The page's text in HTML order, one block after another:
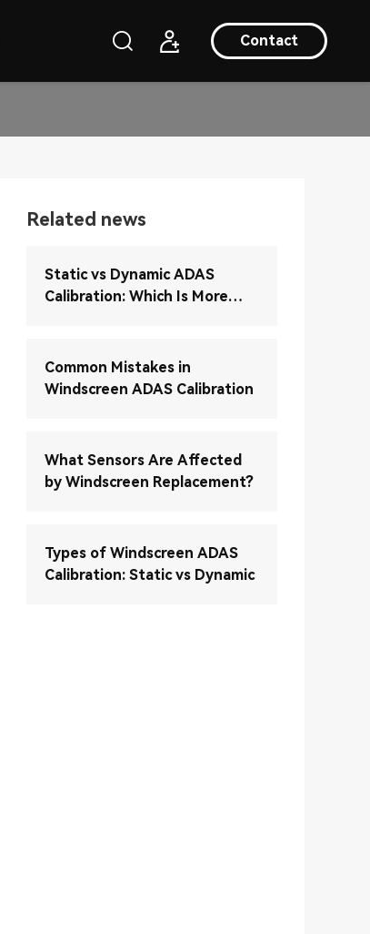
Contact
Related news
Static vs Dynamic ADAS
Calibration: Which Is More
Common Mistakes in
Windscreen ADAS Calibration
What Sensors Are Affected
by Windscreen Replacement?
Types of Windscreen ADAS
Calibration: Static vs Dynamic